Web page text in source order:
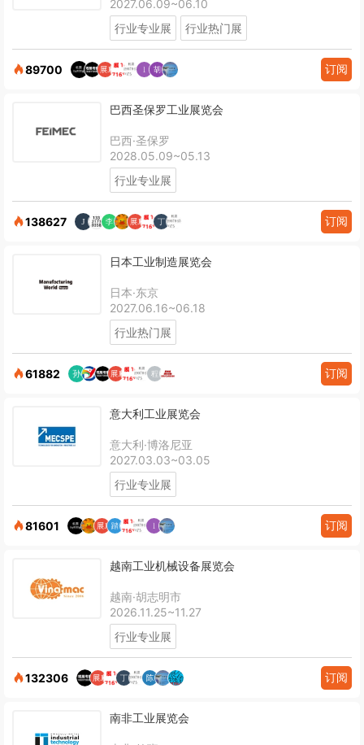
2027.06.09~06.10
行业专业展
行业热门展
89700 订阅
巴西圣保罗工业展览会
巴西·圣保罗
2028.05.09~05.13
行业专业展
138627 订阅
日本工业制造展览会
日本·东京
2027.06.16~06.18
行业热门展
61882 订阅
意大利工业展览会
意大利·博洛尼亚
2027.03.03~03.05
行业专业展
81601 订阅
越南工业机械设备展览会
越南·胡志明市
2026.11.25~11.27
行业专业展
132306 订阅
南非工业展览会